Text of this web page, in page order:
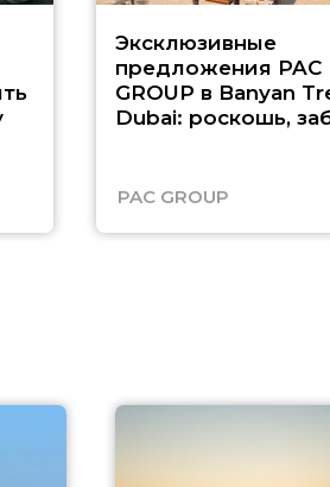
Эксклюзивные
предложения PAC
GROUP в Banyan
Dubai: роскошь,
PAC GROUP